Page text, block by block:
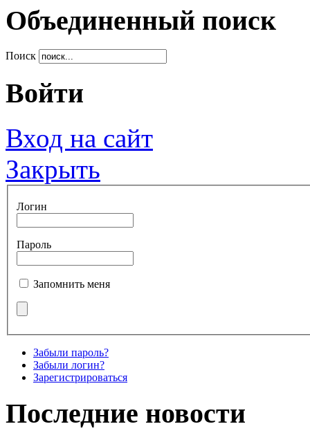
Объединенный поиск
Поиск
Войти
Вход на сайт
Закрыть
Логин
Пароль
Запомнить меня
Забыли пароль?
Забыли логин?
Зарегистрироваться
Последние новости